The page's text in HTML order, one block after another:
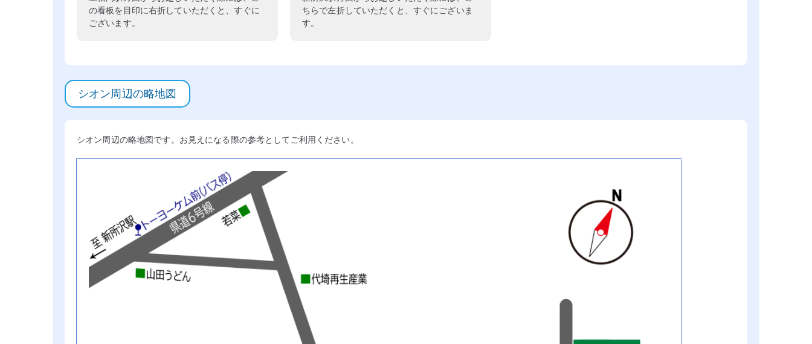
の看板を目印に右折していただくと、すぐに
ございます。
ちらで左折していただくと、すぐにございま
す。
シオン周辺の略地図
シオン周辺の略地図です。お見えになる際の参考としてご利用ください。